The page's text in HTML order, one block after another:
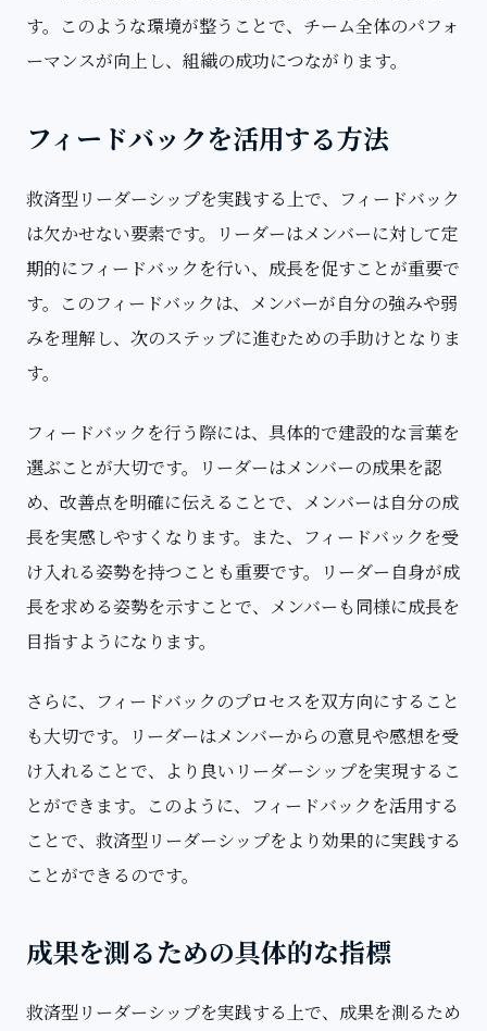
す。このような環境が整うことで、チーム全体のパフォ
ーマンスが向上し、組織の成功につながります。
フィードバックを活用する方法
救済型リーダーシップを実践する上で、フィードバック
は欠かせない要素です。リーダーはメンバーに対して定
期的にフィードバックを行い、成長を促すことが重要で
す。このフィードバックは、メンバーが自分の強みや弱
みを理解し、次のステップに進むための手助けとなりま
す。
フィードバックを行う際には、具体的で建設的な言葉を
選ぶことが大切です。リーダーはメンバーの成果を認
め、改善点を明確に伝えることで、メンバーは自分の成
長を実感しやすくなります。また、フィードバックを受
け入れる姿勢を持つことも重要です。リーダー自身が成
長を求める姿勢を示すことで、メンバーも同様に成長を
目指すようになります。
さらに、フィードバックのプロセスを双方向にすること
も大切です。リーダーはメンバーからの意見や感想を受
け入れることで、より良いリーダーシップを実現するこ
とができます。このように、フィードバックを活用する
ことで、救済型リーダーシップをより効果的に実践する
ことができるのです。
成果を測るための具体的な指標
救済型リーダーシップを実践する上で、成果を測るため